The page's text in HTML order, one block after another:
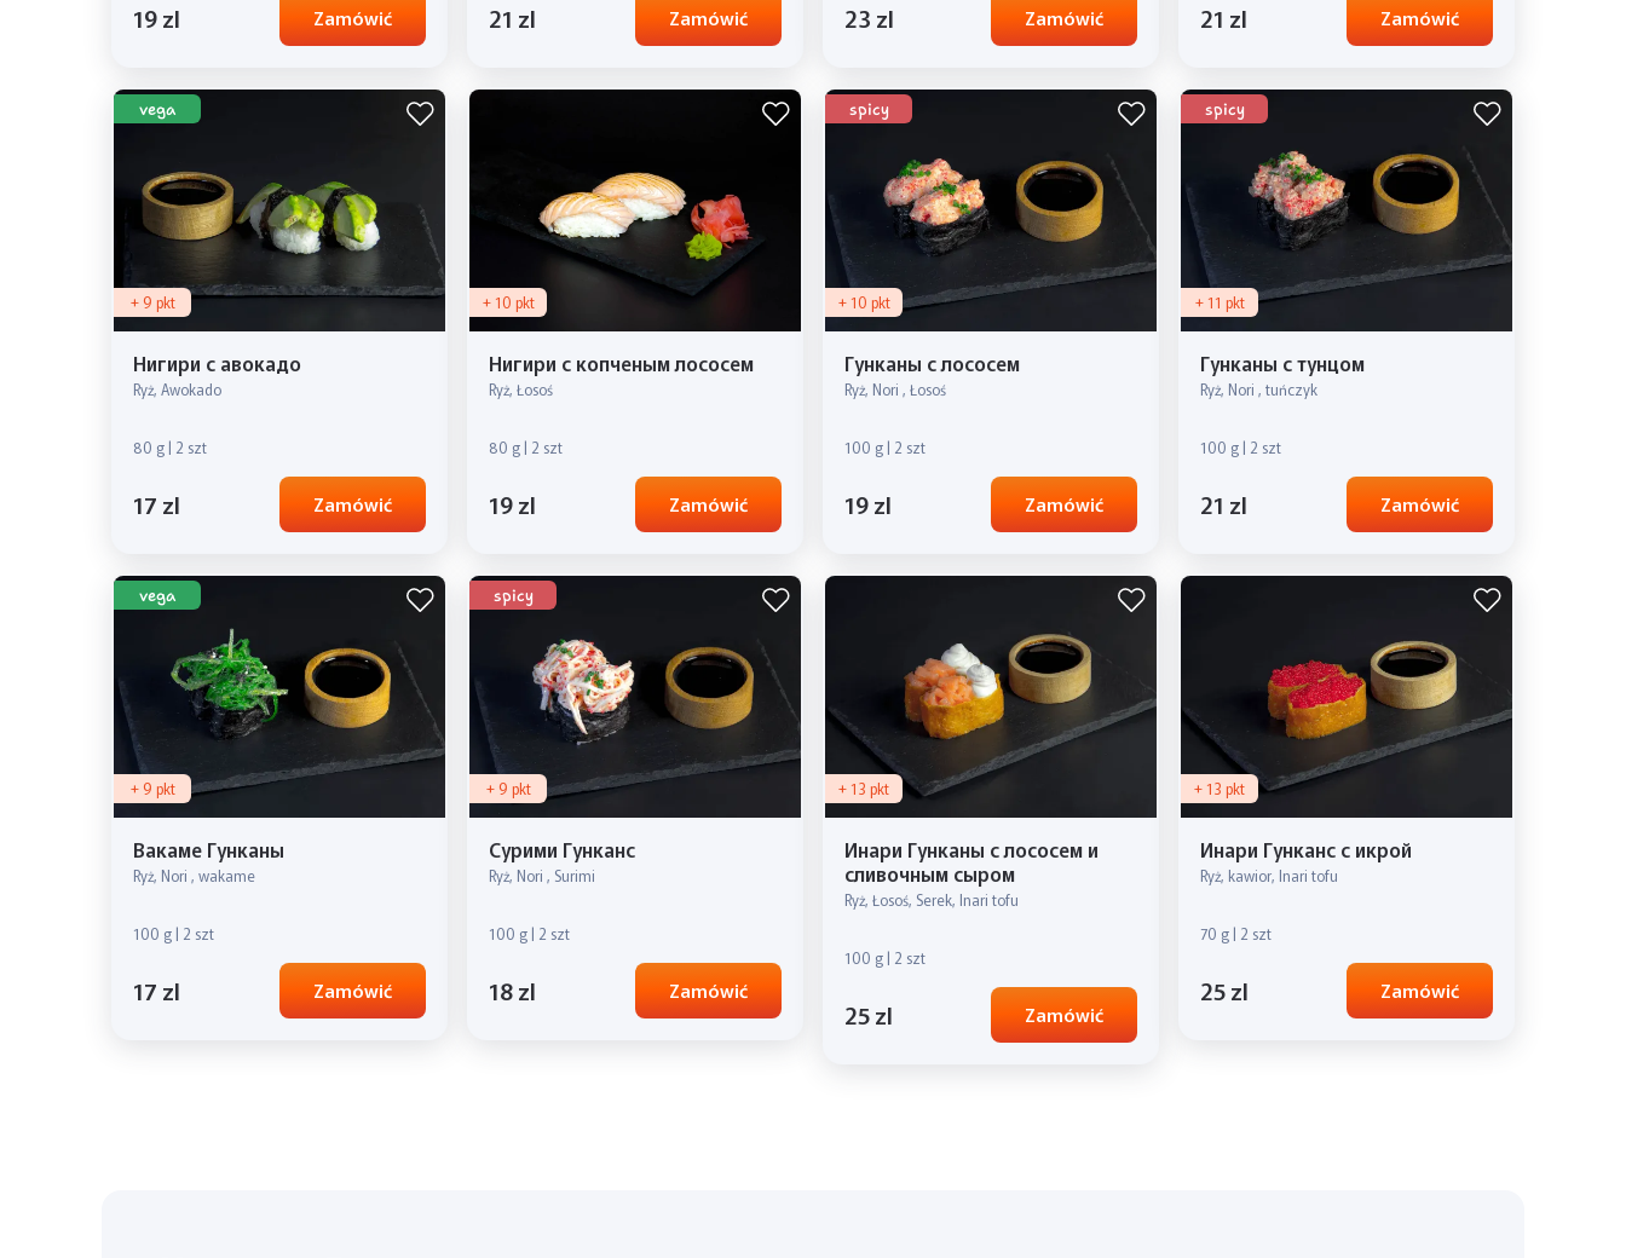
19 zl Zamówić 21 zl Zamówić 23 zl Zamówić 21 zl Zamówić
vega
+ 9 pkt
Нигири с авокадо
Ryż, Awokado
80 g | 2 szt
17 zl Zamówić
+ 10 pkt
Нигири с копченым лососем
Ryż, Łosoś
80 g | 2 szt
19 zl Zamówić
spicy
+ 10 pkt
Гунканы с лососем
Ryż, Nori , Łosoś
100 g | 2 szt
19 zl Zamówić
spicy
+ 11 pkt
Гунканы с тунцом
Ryż, Nori , tuńczyk
100 g | 2 szt
21 zl Zamówić
vega
+ 9 pkt
Вакаме Гунканы
Ryż, Nori , wakame
100 g | 2 szt
17 zl Zamówić
spicy
+ 9 pkt
Сурими Гунканс
Ryż, Nori , Surimi
100 g | 2 szt
18 zl Zamówić
+ 13 pkt
Инари Гунканы с лососем и
сливочным сыром
Ryż, Łosoś, Serek, Inari tofu
100 g | 2 szt
25 zl Zamówić
+ 13 pkt
Инари Гунканс с икрой
Ryż, kawior, Inari tofu
70 g | 2 szt
25 zl Zamówić